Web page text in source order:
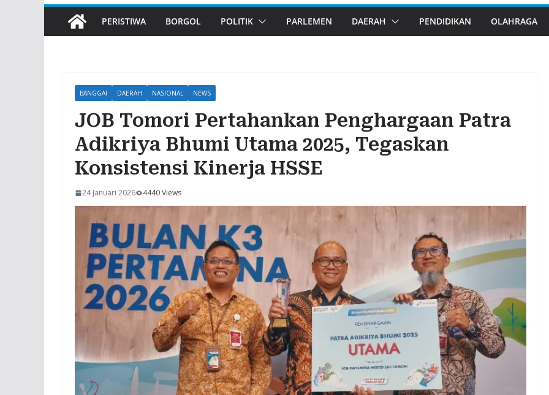
PERISTIWA BORGOL POLITIK PARLEMEN DAERAH PENDIDIKAN OLAHRAGA
BANGGAI DAERAH NASIONAL NEWS
JOB Tomori Pertahankan Penghargaan Patra
Adikriya Bhumi Utama 2025, Tegaskan
Konsistensi Kinerja HSSE
24 Januari 2026 4440 Views